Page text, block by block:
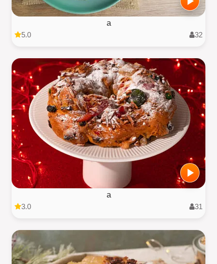
a
5.0 32
a
3.0 31